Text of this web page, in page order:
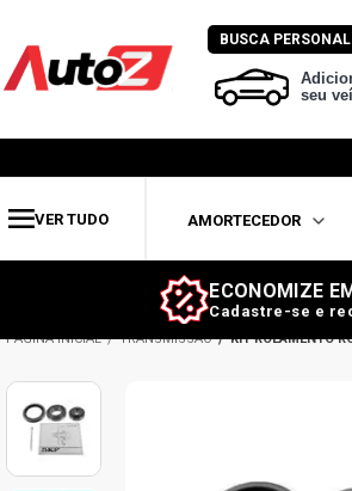
BUSCA
seu
VER TUDO AMORTECEDOR
ECONOMIZE
Cadastre-se e
TRANSMISSÃO KIT ROLAMENTO